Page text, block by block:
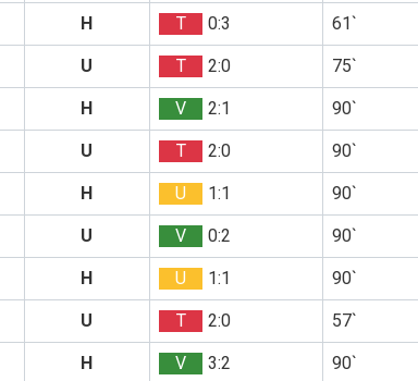
H T 0:3 61`
U T 2:0 75`
H V 2:1 90`
U T 2:0 90`
H U 1:1 90`
U V 0:2 90`
H U 1:1 90`
U T 2:0 57`
H V 3:2 90`